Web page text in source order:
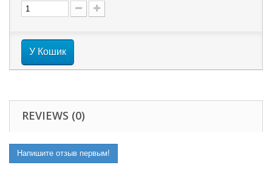
У Кошик
REVIEWS (0)
Напишите отзыв первым!